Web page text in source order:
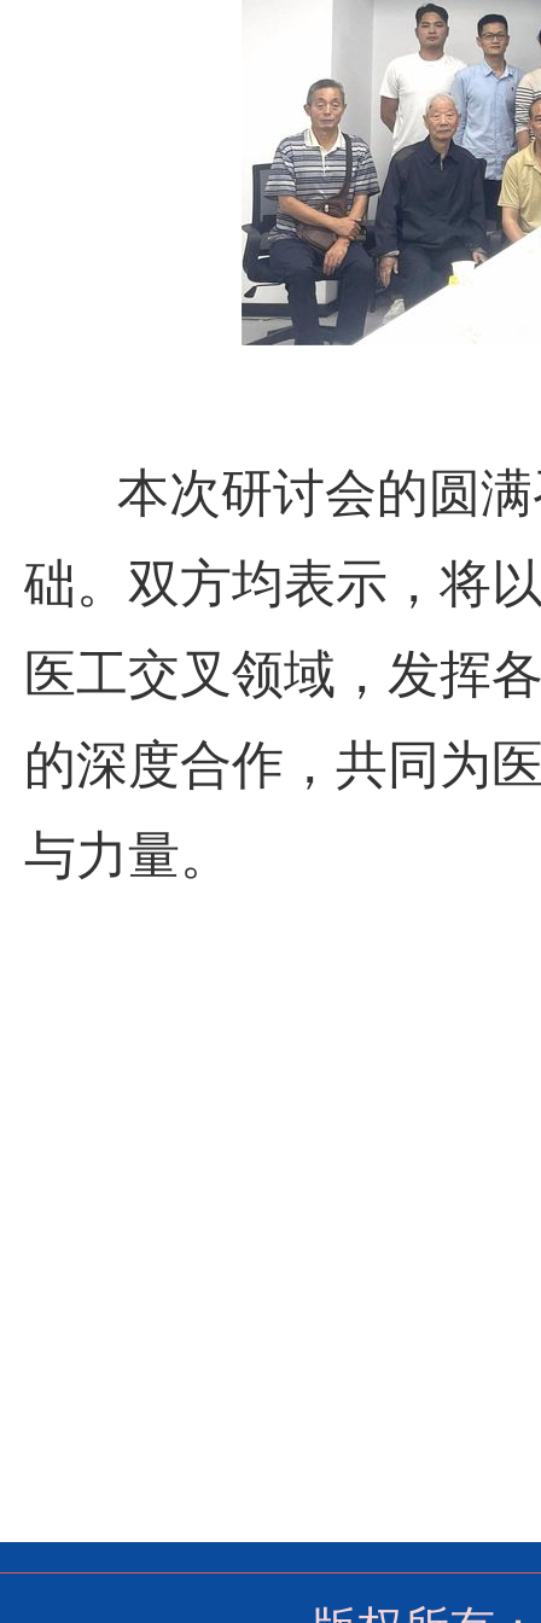
本次研讨会的 圆
础。双方均表示，将
医工交叉领域，发挥
的深度合作 ， 共同为
与力量。